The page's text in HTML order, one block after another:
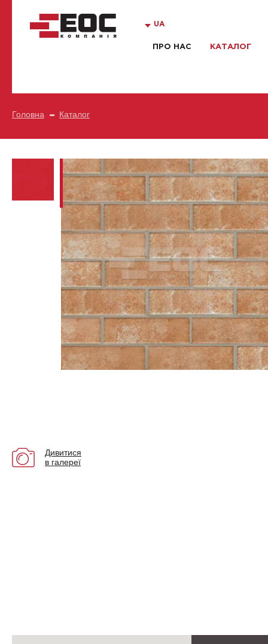
UA
ПРО НАС КАТАЛОГ
Головна Каталог
Дивитися
в галереї